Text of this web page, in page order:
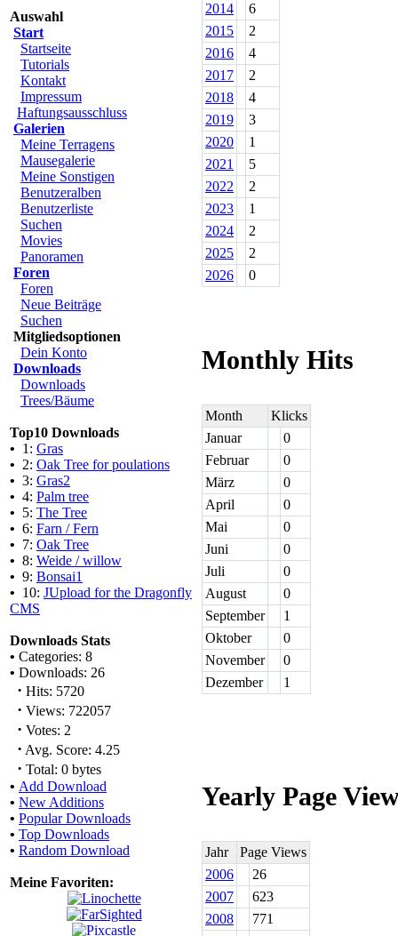
Auswahl
Start
Startseite
Tutorials
Kontakt
Impressum
Haftungsausschluss
Galerien
Meine Terragens
Mausegalerie
Meine Sonstigen
Benutzeralben
Benutzerliste
Suchen
Movies
Panoramen
Foren
Foren
Neue Beiträge
Suchen
Mitgliedsoptionen
Dein Konto
Downloads
Downloads
Trees/Bäume
Top10 Downloads
• 1: Gras
• 2: Oak Tree for poulations
• 3: Gras2
• 4: Palm tree
• 5: The Tree
• 6: Farn / Fern
• 7: Oak Tree
• 8: Weide / willow
• 9: Bonsai1
• 10: JUpload for the Dragonfly
CMS
Downloads Stats
• Categories: 8
• Downloads: 26
· Hits: 5720
· Views: 722057
· Votes: 2
· Avg. Score: 4.25
· Total: 0 bytes
• Add Download
• New Additions
• Popular Downloads
• Top Downloads
• Random Download
Meine Favoriten:
2014
6
2015
2
2016
4
2017
2
2018
4
2019
3
2020
1
2021
5
2022
2
2023
1
2024
2
2025
2
2026
0
Monthly Hits
Month
Klicks
Januar
0
Februar
0
März
0
April
0
Mai
0
Juni
0
Juli
0
August
0
September
1
Oktober
0
November
0
Dezember
1
Yearly Page
Jahr
Page Views
2006
26
2007
623
2008
771